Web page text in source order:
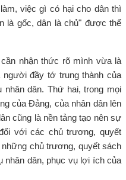
việc gì có hại cho dân thì
là gốc, dân là chủ" được thể
nhận thức rõ mình vừa là
đầy tớ trung thành của
nhân dân. Thứ hai, trong mọi
của Đảng, của nhân dân lên
cũng là nền tảng tạo nên sự
với các chủ trương, quyết
chủ trương, quyết sách
nhân dân, phục vụ lợi ích của